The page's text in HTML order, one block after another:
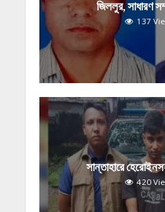
জিললুর, সাধারণ
137
সান্তাহারে
420